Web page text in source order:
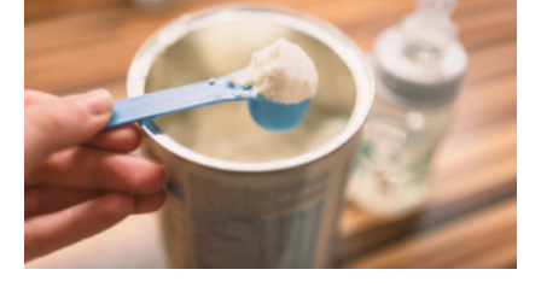
:
recommandations
sanitaires
adaptées